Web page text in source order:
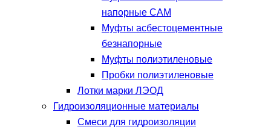
напорные САМ
Муфты асбестоцементные
безнапорные
Муфты полиэтиленовые
Пробки полиэтиленовые
Лотки марки ЛЭОД
Гидроизоляционные материалы
Смеси для гидроизоляции